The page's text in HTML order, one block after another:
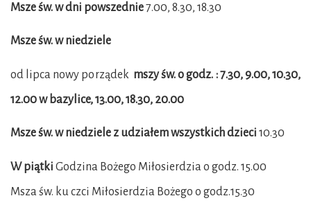
Msze św. w dni powszednie7.00, 8.30, 18.30
Msze św. w niedziele
od lipca nowy porządek mszy św. o godz. : 7.30, 9.00, 10.30,
12.00 w bazylice, 13.00, 18.30, 20.00
Msze św. w niedziele z udziałem wszystkich dzieci 10.30
W piątki Godzina Bożego Miłosierdzia o godz. 15.00
Msza św. ku czci Miłosierdzia Bożego o godz.15.30